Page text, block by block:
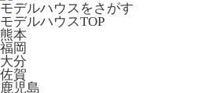
モデルハウスをさがす
モデルハウスTOP
熊本
福岡
大分
佐賀
鹿児島